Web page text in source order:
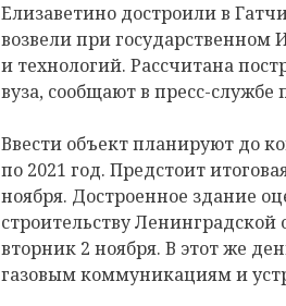
Елизаветино достроили в
возвели при государственном
и технологий. Рассчитана
вуза, сообщают в пресс-службе
Ввести объект планируют до
по 2021 год. Предстоит
ноября. Достроенное здание
строительству
вторник 2 ноября. В этот же
газовым коммуникациям и